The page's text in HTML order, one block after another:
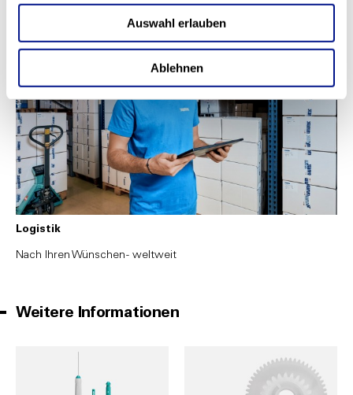
Auswahl erlauben
Ablehnen
Logistik
Nach Ihren Wünschen - weltweit
Weitere Informationen